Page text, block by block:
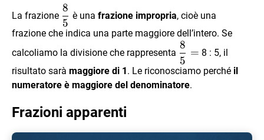
La frazione \dfrac
85
5
8
è una frazione impropria, cioè una
frazione che indica una parte maggiore dell’intero. Se
calcoliamo la divisione che rappresenta \dfrac
85 =
5
8
= 8 : 5, il
risultato sarà maggiore di 1. Le riconosciamo perché il
numeratore è maggiore del denominatore.
Frazioni apparenti